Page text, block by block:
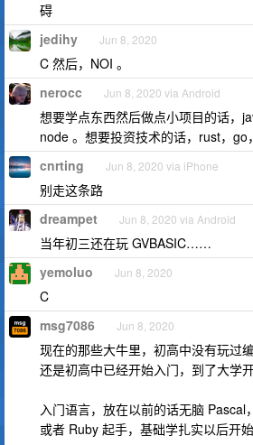
碍
jedihy Jun 8, 2020
C 然后，NOI 。
nerocc Jun 8, 2020 via Android
想要学点东西然后做点小项目的话，
node 。想要投资技术的话，rust，go
cnrting Jun 8, 2020 via iPhone
别走这条路
dreampet Jun 8, 2020 via Android
当年初三还在玩 GVBASIC……
yemoluo Jun 8, 2020
C
msg7086 Jun 8, 2020
现在的那些大牛里，初高中没有玩过
还是初高中已经开始入门，到了大学
入门语言，放在以前的话无脑 Pascal
或者 Ruby 起手，基础学扎实以后开始